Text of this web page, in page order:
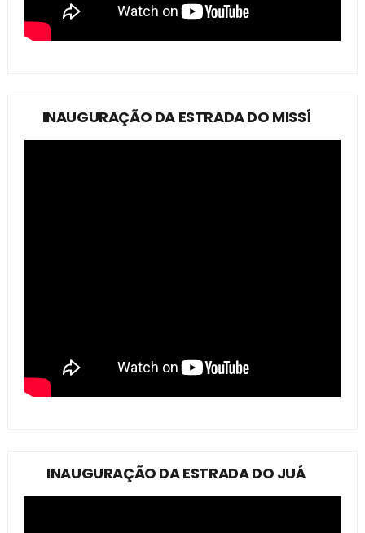
INAUGURAÇÃO DA ESTRADA DO MISSÍ
INAUGURAÇÃO DA ESTRADA DO JUÁ